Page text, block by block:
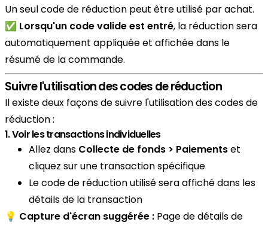
Un seul code de réduction peut être utilisé par achat.
✅ Lorsqu'un code valide est entré, la réduction sera
automatiquement appliquée et affichée dans le
résumé de la commande.
Suivre l'utilisation des codes de réduction
Il existe deux façons de suivre l'utilisation des codes de
réduction :
1. Voir les transactions individuelles
Allez dans Collecte de fonds > Paiementset
cliquez sur une transaction spécifique
Le code de réduction utilisé sera affiché dans les
détails de la transaction
💡 Capture d'écran suggérée : Page de détails de